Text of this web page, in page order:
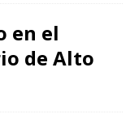
en el
de Alto